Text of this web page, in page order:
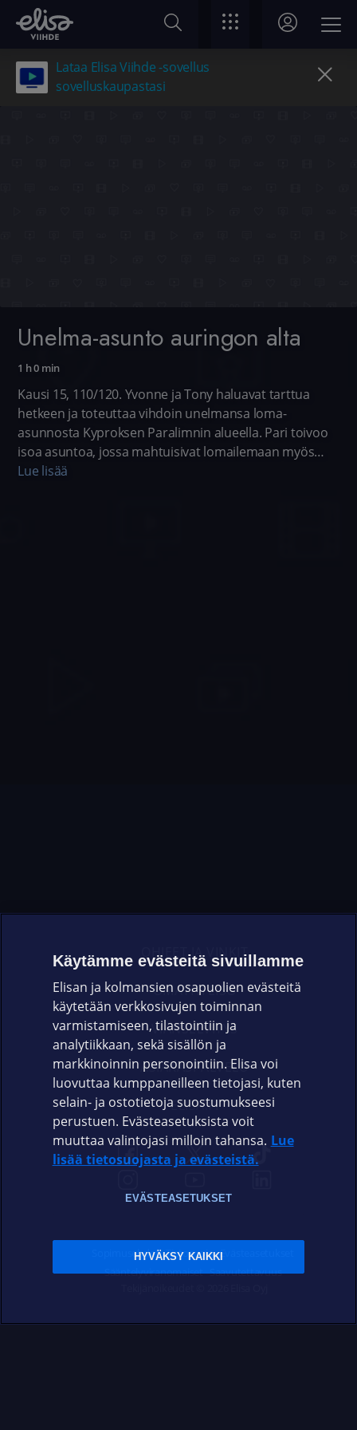
Lataa Elisa Viihde -sovellus
sovelluskaupastasi
Unelma-asunto auringon alta
1 h 0 min
Kausi 15, 110/120. Yvonne ja Tony haluavat tarttua
hetkeen ja toteuttaa vihdoin unelmansa loma-
asunnosta Kyproksen Paralimnin alueella. Pari toivoo
isoa asuntoa, jossa mahtuisivat lomailemaan myös
heidän neljä lastaan.
Lue lisää
OHJEET JA VINKIT
OMAYHTEISÖ
VIANSELVITYS
ASIAKASPALVELU
ELISA.FI
Sopimusehdot Tietosuoja Evästeasetukset
Sääntelyviranomaiset Saavutettavuus
Käytämme evästeitä sivuillamme
Elisan ja kolmansien osapuolien evästeitä
käytetään verkkosivujen toiminnan
varmistamiseen, tilastointiin ja
analytiikkaan, sekä sisällön ja
markkinoinnin personointiin. Elisa voi
luovuttaa kumppaneilleen tietojasi, kuten
selain- ja ostotietoja suostumukseesi
perustuen. Evästeasetuksista voit
muuttaa valintojasi milloin tahansa. Lue
lisää tietosuojasta ja evästeistä.
EVÄSTEASETUKSET
HYVÄKSY KAIKKI